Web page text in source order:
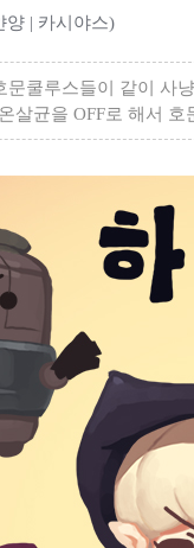
양 | 카시야스)
문쿨루스들이 같이 사
살균을 OFF로 해서